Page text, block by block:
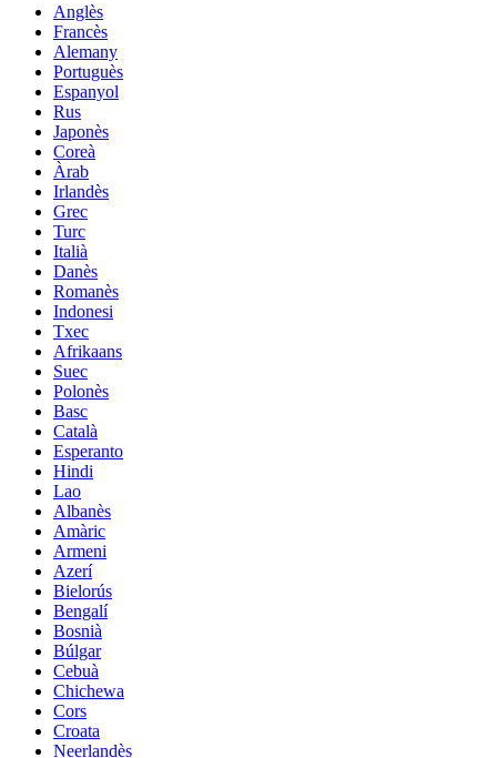
Anglès
Francès
Alemany
Portuguès
Espanyol
Rus
Japonès
Coreà
Àrab
Irlandès
Grec
Turc
Italià
Danès
Romanès
Indonesi
Txec
Afrikaans
Suec
Polonès
Basc
Català
Esperanto
Hindi
Lao
Albanès
Amàric
Armeni
Azerí
Bielorús
Bengalí
Bosnià
Búlgar
Cebuà
Chichewa
Cors
Croata
Neerlandès